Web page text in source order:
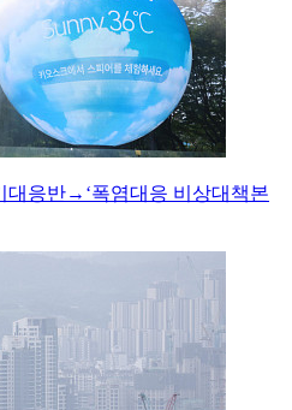
대응반→‘폭염대응 비상대책본